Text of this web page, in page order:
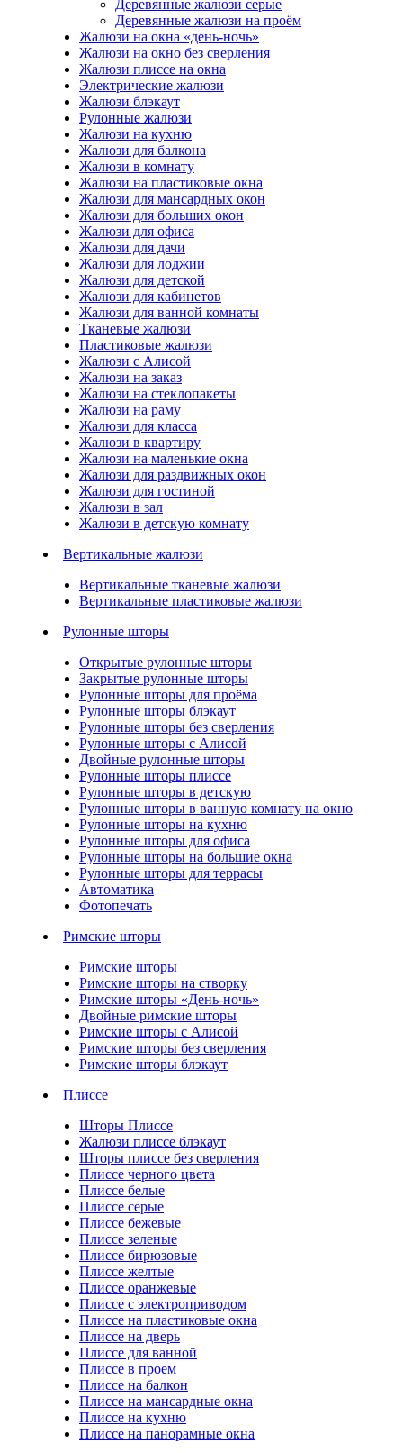
Деревянные жалюзи серые
Деревянные жалюзи на проём
Жалюзи на окна «день-ночь»
Жалюзи на окно без сверления
Жалюзи плиссе на окна
Электрические жалюзи
Жалюзи блэкаут
Рулонные жалюзи
Жалюзи на кухню
Жалюзи для балкона
Жалюзи в комнату
Жалюзи на пластиковые окна
Жалюзи для мансардных окон
Жалюзи для больших окон
Жалюзи для офиса
Жалюзи для дачи
Жалюзи для лоджии
Жалюзи для детской
Жалюзи для кабинетов
Жалюзи для ванной комнаты
Тканевые жалюзи
Пластиковые жалюзи
Жалюзи с Алисой
Жалюзи на заказ
Жалюзи на стеклопакеты
Жалюзи на раму
Жалюзи для класса
Жалюзи в квартиру
Жалюзи на маленькие окна
Жалюзи для раздвижных окон
Жалюзи для гостиной
Жалюзи в зал
Жалюзи в детскую комнату
Вертикальные жалюзи
Вертикальные тканевые жалюзи
Вертикальные пластиковые жалюзи
Рулонные шторы
Открытые рулонные шторы
Закрытые рулонные шторы
Рулонные шторы для проёма
Рулонные шторы блэкаут
Рулонные шторы без сверления
Рулонные шторы с Алисой
Двойные рулонные шторы
Рулонные шторы плиссе
Рулонные шторы в детскую
Рулонные шторы в ванную комнату на окно
Рулонные шторы на кухню
Рулонные шторы для офиса
Рулонные шторы на большие окна
Рулонные шторы для террасы
Автоматика
Фотопечать
Римские шторы
Римские шторы
Римские шторы на створку
Римские шторы «День-ночь»
Двойные римские шторы
Римские шторы с Алисой
Римские шторы без сверления
Римские шторы блэкаут
Плиссе
Шторы Плиссе
Жалюзи плиссе блэкаут
Шторы плиссе без сверления
Плиссе черного цвета
Плиссе белые
Плиссе серые
Плиссе бежевые
Плиссе зеленые
Плиссе бирюзовые
Плиссе желтые
Плиссе оранжевые
Плиссе с электроприводом
Плиссе на пластиковые окна
Плиссе на дверь
Плиссе для ванной
Плиссе в проем
Плиссе на балкон
Плиссе на мансардные окна
Плиссе на кухню
Плиссе на панорамные окна